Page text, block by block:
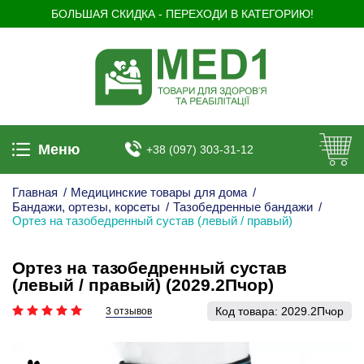
БОЛЬШАЯ СКИДКА - ПЕРЕХОДИ В КАТЕГОРИЮ!
Меню +38 (097) 303-31-12
Главная / Медицинские товары для дома /
Бандажи, ортезы, корсеты / Тазобедренные бандажи /
Ортез на тазобедренный сустав (левый / правый)
Ортез на тазобедренный сустав
(левый / правый) (2029.2Пчор)
3 отзывов Код товара: 2029.2Пчор